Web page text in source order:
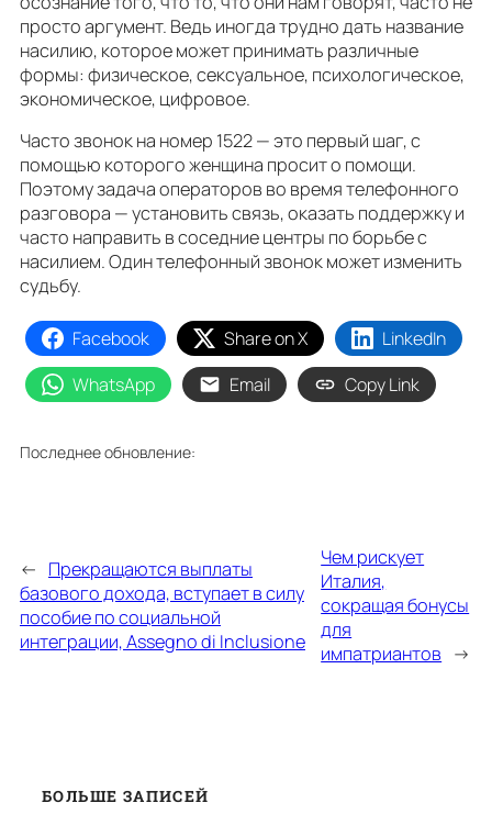
просто аргумент. Ведь иногда трудно дать название
насилию, которое может принимать различные
формы: физическое, сексуальное, психологическое,
экономическое, цифровое.
Часто звонок на номер 1522 — это первый шаг, с
помощью которого женщина просит о помощи.
Поэтому задача операторов во время телефонного
разговора — установить связь, оказать поддержку и
часто направить в соседние центры по борьбе с
насилием. Один телефонный звонок может изменить
судьбу.
Facebook Share on X
LinkedIn
WhatsApp
Email Copy Link
Последнее обновление:
← Прекращаются выплаты
базового дохода, вступает в силу
пособие по социальной
интеграции, Assegno di Inclusione
Чем рискует
Италия,
сокращая бонусы
для
импатриантов →
БОЛЬШЕ ЗАПИСЕЙ